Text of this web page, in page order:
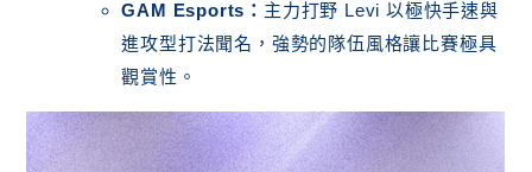
GAM Esports： 主力打野 Levi 以極快手速與
進攻型打法聞名，強勢的隊伍風格讓比賽極具
觀賞性。